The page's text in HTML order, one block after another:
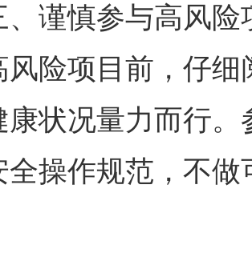
慎参与高风险
风险项目前，仔
康状况量力而行
全操作规范，不